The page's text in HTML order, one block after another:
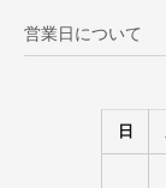
営業日について
日